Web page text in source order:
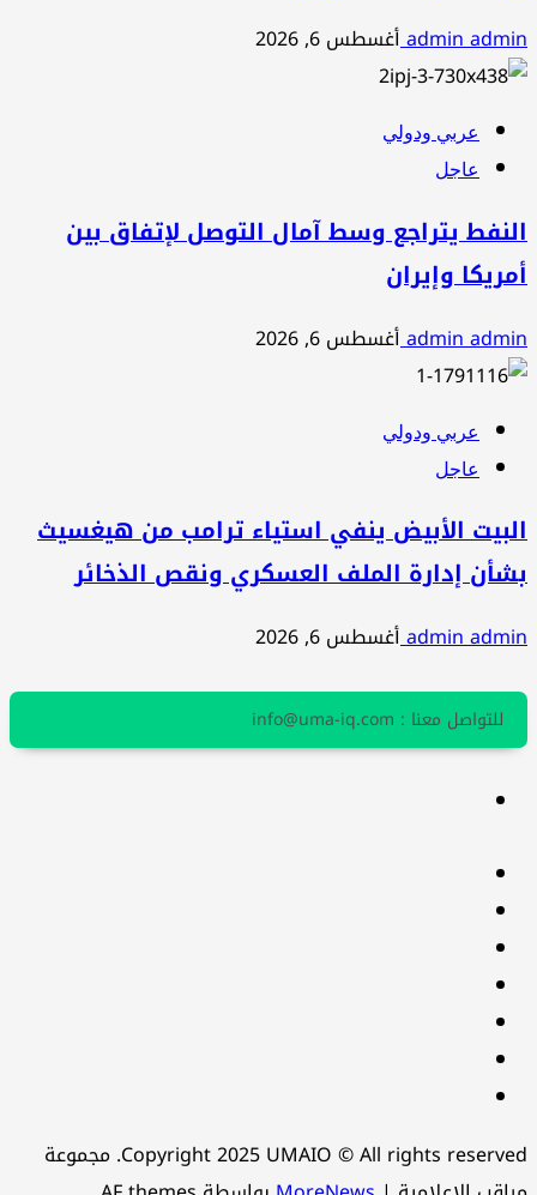
admin adminأغسطس 6, 2026
عربي ودولي
عاجل
النفط يتراجع وسط آمال التوصل لإتفاق بين
أمريكا وإيران
admin adminأغسطس 6, 2026
عربي ودولي
عاجل
البيت الأبيض ينفي استياء ترامب من هيغسيث
بشأن إدارة الملف العسكري ونقص الذخائر
admin adminأغسطس 6, 2026
للتواصل معنا : info@uma-iq.com
Copyright 2025 UMAIO © All rights reserved. مجموعة